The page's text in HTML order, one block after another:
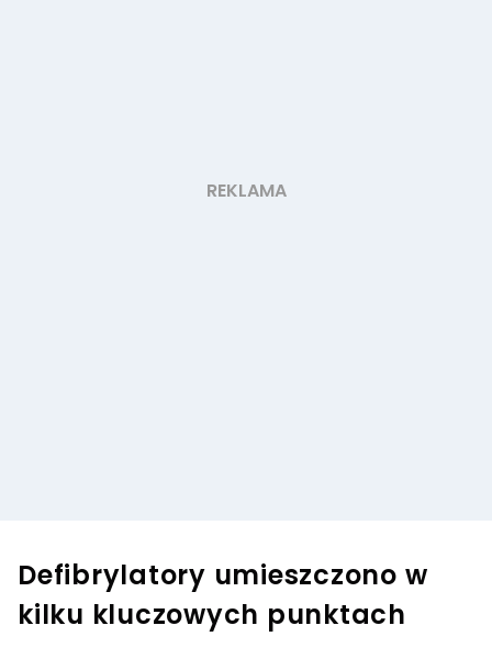
Defibrylatory umieszczono w
kilku kluczowych punktach